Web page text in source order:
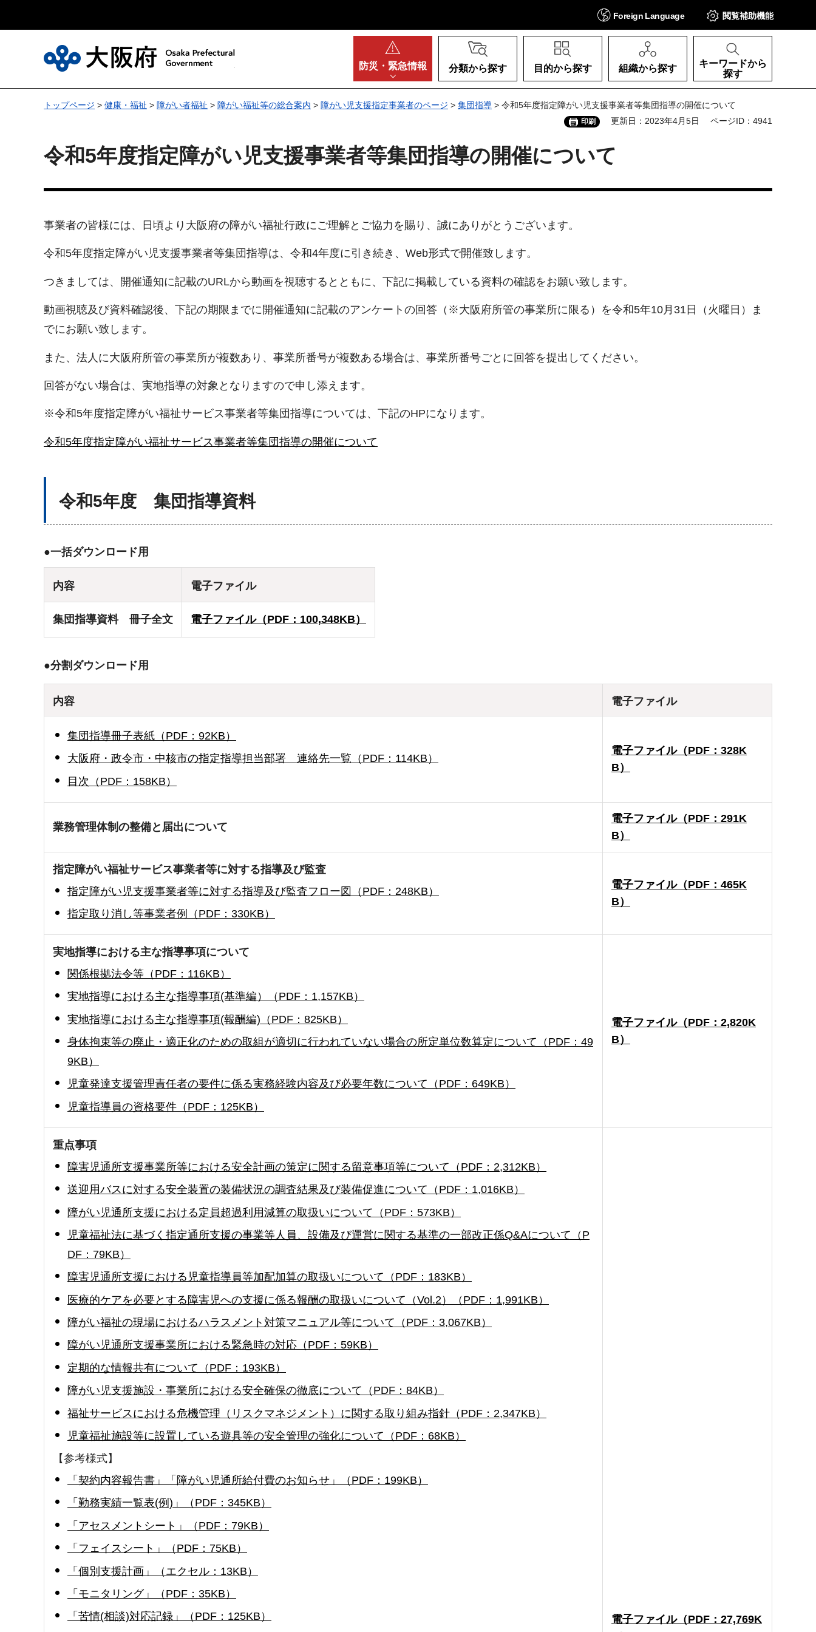
Foreign Language 閲覧補助機能
防災・ 緊急情報 分類から探す 目的から探す 組織から探す
キーワードから
探す
トップページ > 健康・福祉 > 障がい者福祉 > 障がい福祉等の総合案内 > 障がい児支援指定事業者のページ > 集団指導 > 令和5年度指定障がい児支援事業者等集団指導の開催について
印刷 更新日：2023年4月5日 ページID：4941
令和5年度指定障がい児支援事業者等集団指導の開催について
事業者の皆様には、日頃より大阪府の障がい福祉行政にご理解とご協力を賜り、誠にありがとうございます。
令和5年度指定障がい児支援事業者等集団指導は、令和4年度に引き続き、Web形式で開催致します。
つきましては、開催通知に記載のURLから動画を視聴するとともに、下記に掲載している資料の確認をお願い致します。
動画視聴及び資料確認後、下記の期限までに開催通知に記載のアンケートの回答（※大阪府所管の事業所に限る）を令和5年10月31日（火曜日）ま
でにお願い致します。
また、法人に大阪府所管の事業所が複数あり、事業所番号が複数ある場合は、事業所番号ごとに回答を提出してください。
回答がない場合は、実地指導の対象となりますので申し添えます。
※令和5年度指定障がい福祉サービス事業者等集団指導については、下記のHPになります。
令和5年度指定障がい福祉サービス事業者等集団指導の開催について
令和5年度 集団指導資料
●一括ダウンロード用
内容 電子ファイル
集団指導資料 冊子全文 電子ファイル（PDF：100,348KB）
●分割ダウンロード用
内容 電子ファイル
集団指導冊子表紙（PDF：92KB）
大阪府・政令市・中核市の指定指導担当部署 連絡先一覧（PDF：114KB）
目次（PDF：158KB）
電子ファイル（PDF：328K
B）
業務管理体制の整備と届出について
電子ファイル（PDF：291K
B）
指定障がい福祉サービス事業者等に対する指導及び監査
指定障がい児支援事業者等に対する指導及び監査フロー図（PDF：248KB）
指定取り消し等事業者例（PDF：330KB）
電子ファイル（PDF：465K
B）
実地指導における主な指導事項について
関係根拠法令等（PDF：116KB）
実地指導における主な指導事項(基準編）（PDF：1,157KB）
実地指導における主な指導事項(報酬編)（PDF：825KB）
身体拘束等の廃止・適正化のための取組が適切に行われていない場合の所定単位数算定について（PDF：49
9KB）
児童発達支援管理責任者の要件に係る実務経験内容及び必要年数について（PDF：649KB）
児童指導員の資格要件（PDF：125KB）
電子ファイル（PDF：2,820K
B）
重点事項
障害児通所支援事業所等における安全計画の策定に関する留意事項等について（PDF：2,312KB）
送迎用バスに対する安全装置の装備状況の調査結果及び装備促進について（PDF：1,016KB）
障がい児通所支援における定員超過利用減算の取扱いについて（PDF：573KB）
児童福祉法に基づく指定通所支援の事業等人員、設備及び運営に関する基準の一部改正係Q&Aについて（P
DF：79KB）
障害児通所支援における児童指導員等加配加算の取扱いについて（PDF：183KB）
医療的ケアを必要とする障害児への支援に係る報酬の取扱いについて（Vol.2）（PDF：1,991KB）
障がい福祉の現場におけるハラスメント対策マニュアル等について（PDF：3,067KB）
障がい児通所支援事業所における緊急時の対応（PDF：59KB）
定期的な情報共有について（PDF：193KB）
障がい児支援施設・事業所における安全確保の徹底について（PDF：84KB）
福祉サービスにおける危機管理（リスクマネジメント）に関する取り組み指針（PDF：2,347KB）
児童福祉施設等に設置している遊具等の安全管理の強化について（PDF：68KB）
【参考様式】
「契約内容報告書」「障がい児通所給付費のお知らせ」（PDF：199KB）
「勤務実績一覧表(例)」（PDF：345KB）
「アセスメントシート」（PDF：79KB）
「フェイスシート」（PDF：75KB）
「個別支援計画」（エクセル：13KB）
「モニタリング」（PDF：35KB）
「苦情(相談)対応記録」（PDF：125KB）
電子ファイル（PDF：27,769K